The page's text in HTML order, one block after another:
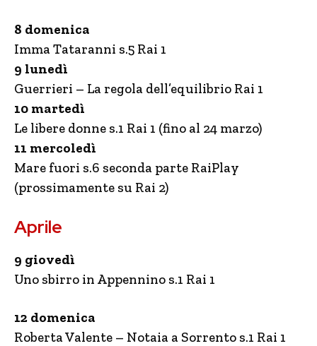
8 domenica
Imma Tataranni s.5 Rai 1
9 lunedì
Guerrieri – La regola dell’equilibrio Rai 1
10 martedì
Le libere donne s.1 Rai 1 (fino al 24 marzo)
11 mercoledì
Mare fuori s.6 seconda parte RaiPlay
(prossimamente su Rai 2)
Aprile
9 giovedì
Uno sbirro in Appennino s.1 Rai 1
12 domenica
Roberta Valente – Notaia a Sorrento s.1 Rai 1